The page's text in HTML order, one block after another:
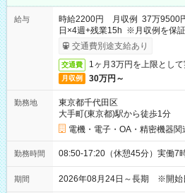
給与
時給2200円 月収例 37万9500
日×4週+残業15h ※月収例を保証
交通費別途支給あり
交通費 1ヶ月3万円を上限とし
月収例 30万円～
勤務地
東京都千代田区
大手町(東京都)駅から徒歩1分
電機・電子・OA・精密機器関
勤務時間 08:50-17:20（休憩45分）実働7
期間 2026年08月24日～長期 ※開